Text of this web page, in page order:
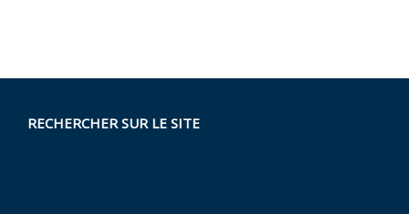
RECHERCHER SUR LE SITE